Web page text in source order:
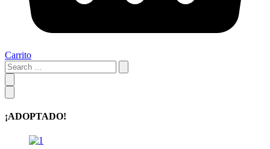
Carrito
Search
…
¡ADOPTADO!